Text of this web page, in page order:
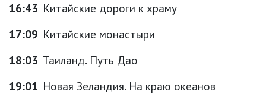
16:43 Китайские дороги к храму
17:09 Китайские монастыри
18:03 Таиланд. Путь Дао
19:01 Новая Зеландия. На краю океанов